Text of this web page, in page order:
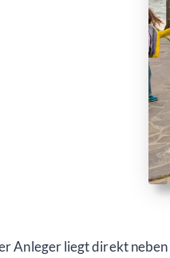
Anleger liegt direkt neben